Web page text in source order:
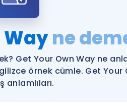
YDS ve YÖKDİL
YDS ve YÖKDİL'e
Wayne
Get Your Own Way ne
örnek cümle. Get Your
anlamlıları.